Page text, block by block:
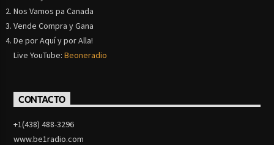
Nos Vamos pa Canada
Vende Compra y Gana
De por Aquí y por Alla!
Live YouTube:Beoneradio
CONTACTO
+1(438) 488-3296
www.be1radio.com